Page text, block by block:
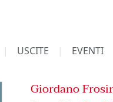
USCITE EVENTI
Giordano